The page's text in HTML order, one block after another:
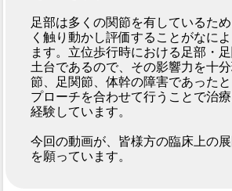
足部は多くの関節を有しているた
く触り動かし評価することがなに
ます。立位歩行時における足部・
土台であるので、その影響力を十
節、足関節、体幹の障害であった
プローチを合わせて行うことで治
経験しています。
今回の動画が、皆様方の臨床上の
を願っています。